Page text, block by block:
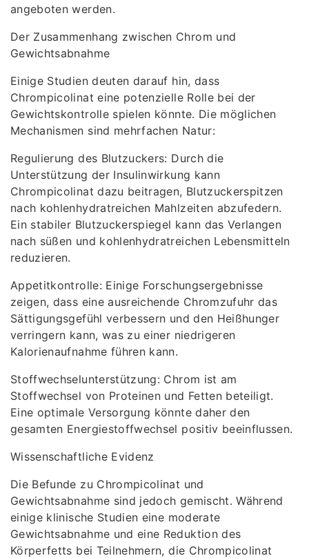
angeboten werden.
Der Zusammenhang zwischen Chrom und
Gewichtsabnahme
Einige Studien deuten darauf hin, dass
Chrompicolinat eine potenzielle Rolle bei der
Gewichtskontrolle spielen könnte. Die möglichen
Mechanismen sind mehrfachen Natur:
Regulierung des Blutzuckers: Durch die
Unterstützung der Insulinwirkung kann
Chrompicolinat dazu beitragen, Blutzuckerspitzen
nach kohlenhydratreichen Mahlzeiten abzufedern.
Ein stabiler Blutzuckerspiegel kann das Verlangen
nach süßen und kohlenhydratreichen Lebensmitteln
reduzieren.
Appetitkontrolle: Einige Forschungsergebnisse
zeigen, dass eine ausreichende Chromzufuhr das
Sättigungsgefühl verbessern und den Heißhunger
verringern kann, was zu einer niedrigeren
Kalorienaufnahme führen kann.
Stoffwechselunterstützung: Chrom ist am
Stoffwechsel von Proteinen und Fetten beteiligt.
Eine optimale Versorgung könnte daher den
gesamten Energiestoffwechsel positiv beeinflussen.
Wissenschaftliche Evidenz
Die Befunde zu Chrompicolinat und
Gewichtsabnahme sind jedoch gemischt. Während
einige klinische Studien eine moderate
Gewichtsabnahme und eine Reduktion des
Körperfetts bei Teilnehmern, die Chrompicolinat